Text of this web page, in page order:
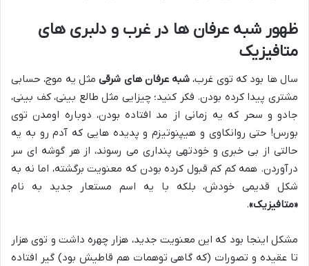
ظهور شبه عرفان ها در غرب و دلبری های
متافیزیک
سال ها بود که توی غرب، شبه عرفان های شرقیمثل یه موج، حسابی
مشتری پیدا کرده بودن. فکر کنید؛ چیزایی مثل طالع بینی، کف بینی،
جادو و سحر که یه زمانی از مد افتاده بودن، دوباره اومدن توی
بورس! حتی روانکاوی و هیپنوتیزم و پدیده هایی که آدم رو به یه
حالتی از بی خبری و خودتهی پنداری می رسوند، از هر گوشه ای سر
درآوردن. همه کم کم قبول کرده بودن که معنویت برگشته، اما نه به
شکل قدیمی خودش، بلکه با یه اسم مستعار جدید به نام
«متافیزیک».
مشکل اینجا بود که این معنویت جدید، هزار چهره داشت و توی هزار
تا عقیده و تصورات (که گاهی توهمات هم قاطیش بود) گیر افتاده